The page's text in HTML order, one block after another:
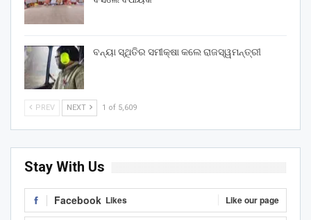
ବନ୍ୟା ସ୍ଥିତିର ସମୀକ୍ଷା କଲେ ରାଜସ୍ୱମନ୍ତ୍ରୀ
PREV NEXT 1 of 5,609
Stay With Us
Facebook Likes Like our page